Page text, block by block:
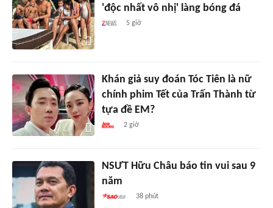
'độc nhất vô nhị' làng bóng đá
5 giờ
Khán giả suy đoán Tóc Tiên là nữ
chính phim Tết của Trấn Thành từ
tựa đề EM?
2 giờ
NSƯT Hữu Châu báo tin vui sau 9
năm
38 phút